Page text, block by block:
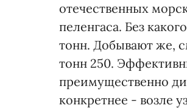
отечественных
пеленгаса. Без
тонн. Добывают же,
тонн 250.
преимущественно
конкретнее - возле